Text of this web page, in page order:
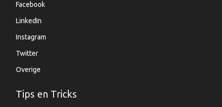
Facebook
LinkedIn
Instagram
Twitter
Overige
Tips en Tricks